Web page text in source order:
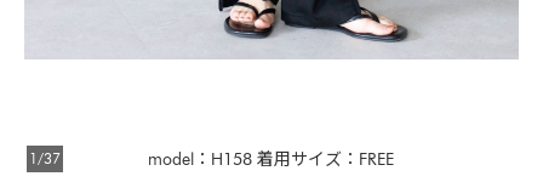
model：H158 着用サイズ：FREE
1/37